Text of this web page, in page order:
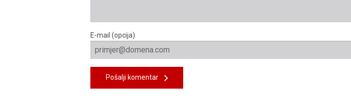
E-mail (opcija)
Pošalji komentar